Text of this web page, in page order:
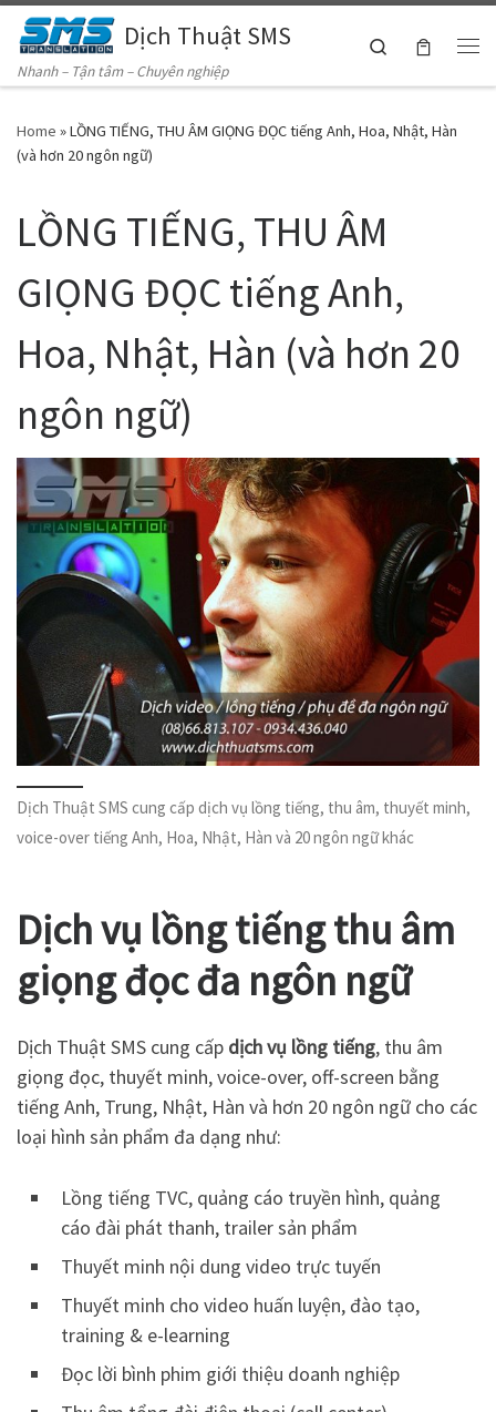
Skip to contentDịch Thuật SMS
Nhanh – Tận tâm – Chuyên nghiệp
Search
Home »LỒNG TIẾNG, THU ÂM GIỌNG ĐỌC tiếng Anh, Hoa, Nhật, Hàn
(và hơn 20 ngôn ngữ)
LỒNG TIẾNG, THU ÂM
GIỌNG ĐỌC tiếng Anh,
Hoa, Nhật, Hàn (và hơn 20
ngôn ngữ)
Dịch Thuật SMS cung cấp dịch vụ lồng tiếng, thu âm, thuyết minh,
voice-over tiếng Anh, Hoa, Nhật, Hàn và 20 ngôn ngữ khác
Dịch vụ lồng tiếng thu âm
giọng đọc đa ngôn ngữ
Dịch Thuật SMS cung cấp dịch vụ lồng tiếng, thu âm
giọng đọc, thuyết minh, voice-over, off-screen bằng
tiếng Anh, Trung, Nhật, Hàn và hơn 20 ngôn ngữ cho các
loại hình sản phẩm đa dạng như:
Lồng tiếng TVC, quảng cáo truyền hình, quảng
cáo đài phát thanh, trailer sản phẩm
Thuyết minh nội dung video trực tuyến
Thuyết minh cho video huấn luyện, đào tạo,
training & e-learning
Đọc lời bình phim giới thiệu doanh nghiệp